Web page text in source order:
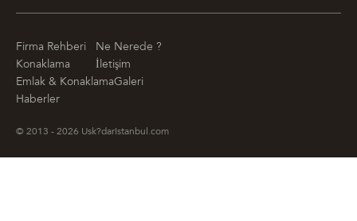
Firma Rehberi
Ne Nerede ?
Konaklama
İletişim
Emlak & KonaklamaGaleri
Haberler
© 2013 - 2026 Usk?darIstanbul.com